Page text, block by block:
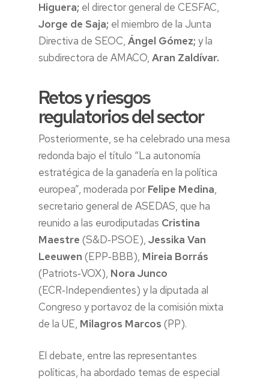
Higuera; el director general de CESFAC,
Jorge de Saja; el miembro de la Junta
Directiva de SEOC, Ángel Gómez; y la
subdirectora de AMACO, Aran Zaldívar.
Retos y riesgos
regulatorios del sector
Posteriormente, se ha celebrado una mesa
redonda bajo el título “La autonomía
estratégica de la ganadería en la política
europea”, moderada por Felipe Medina,
secretario general de ASEDAS, que ha
reunido a las eurodiputadas Cristina
Maestre (S&D‑PSOE), Jessika Van
Leeuwen (EPP‑BBB), Mireia Borrás
(Patriots‑VOX), Nora Junco
(ECR‑Independientes) y la diputada al
Congreso y portavoz de la comisión mixta
de la UE, Milagros Marcos (PP).
El debate, entre las representantes
políticas, ha abordado temas de especial